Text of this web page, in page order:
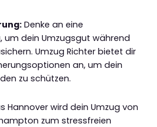
Denke an eine
um dein Umzugsgut während
Umzug Richter bietet dir
an, um dein
zu schützen.
Hannover wird dein Umzug von
zum stressfreien